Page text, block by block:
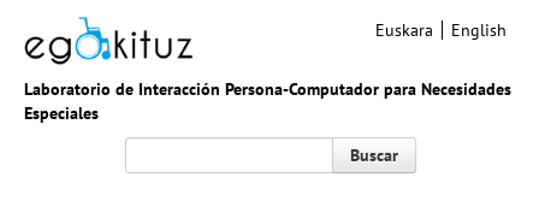
Laboratorio de Interacción Persona-Computador para Necesidades
Especiales
Euskara English
Buscar